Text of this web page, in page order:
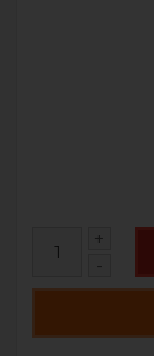
+
-